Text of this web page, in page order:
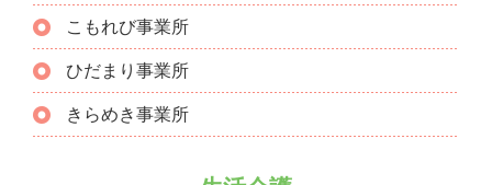
こもれび事業所
ひだまり事業所
きらめき事業所